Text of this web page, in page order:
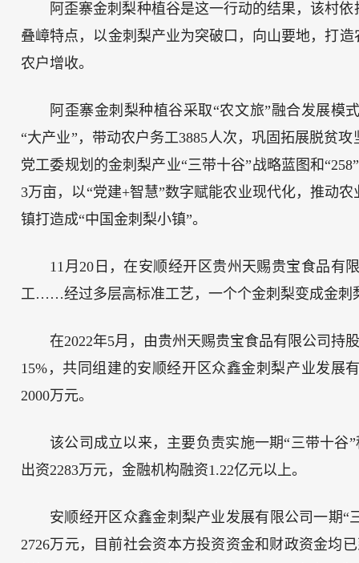
阿歪寨金刺梨种植谷是这一行动的结果，该村
叠嶂特点，以金刺梨产业为突破口，向山要地，打
农户增收。
阿歪寨金刺梨种植谷采取“农文旅”融合发展模
“大产业”，带动农户务工3885人次，巩固拓展脱贫
党工委规划的金刺梨产业“三带十谷”战略蓝图和
3万亩，以“党建+智慧”数字赋能农业现代化，推动
镇打造成“中国金刺梨小镇”。
11月20日，在安顺经开区贵州天赐贵宝食品有
工……经过多层高标准工艺，一个个金刺梨变成金刺
在2022年5月，由贵州天赐贵宝食品有限公司持
15%，共同组建的安顺经开区众鑫金刺梨产业发展
2000万元。
该公司成立以来，主要负责实施一期“三带十谷
出资2283万元，金融机构融资1.22亿元以上。
安顺经开区众鑫金刺梨产业发展有限公司一期“
2726万元，目前社会资本方投资资金和财政资金均